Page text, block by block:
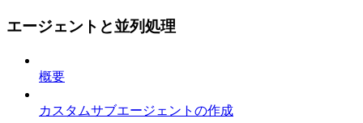
エージェントと並列処理
概要
カスタムサブエージェントの作成